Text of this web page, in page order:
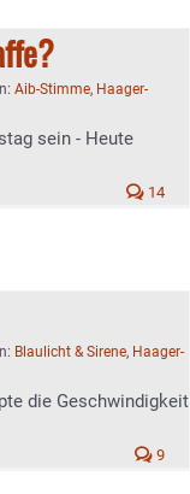
Aib-Stimme, Haager-
sein - Heute
14
Blaulicht & Sirene, Haager-
die Geschwindigkeit
9